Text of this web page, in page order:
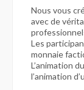
Nous vous
avec de
Les
monnaie
L’animation
l’animation